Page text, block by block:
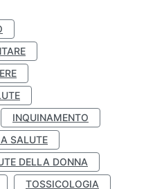
INQUINAMENTO
SALUTE
DELLA DONNA
TOSSICOLOGIA